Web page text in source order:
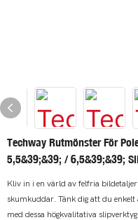
Techway Rutmönster För
5,5&39;&39; / 6,5&39;&39;
Kliv in i en värld av felfria
skumkuddar. Tänk dig att du
med dessa högkvalitativa